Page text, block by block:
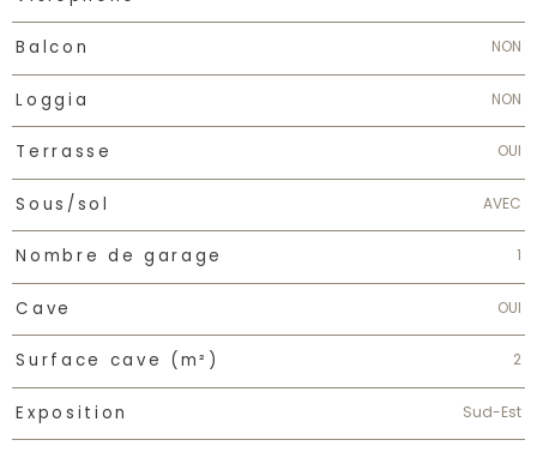
Balcon NON
Loggia NON
Terrasse OUI
Sous/sol AVEC
Nombre de garage 1
Cave OUI
Surface cave (m²) 2
Exposition Sud-Est